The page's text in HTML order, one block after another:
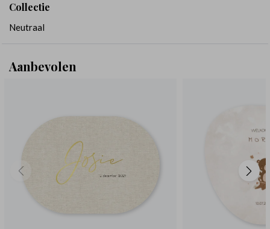
Collectie
Neutraal
Aanbevolen